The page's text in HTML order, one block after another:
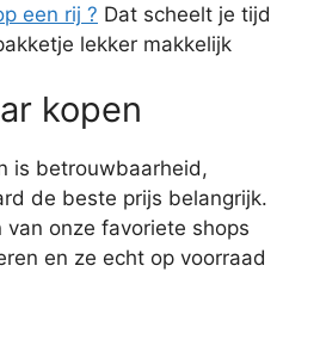
een rij ? Dat scheelt je tijd
lekker makkelijk
kopen
is betrouwbaarheid,
de beste prijs belangrijk.
van onze favoriete shops
en ze echt op voorraad